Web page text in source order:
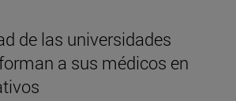
de las universidades
a sus médicos en